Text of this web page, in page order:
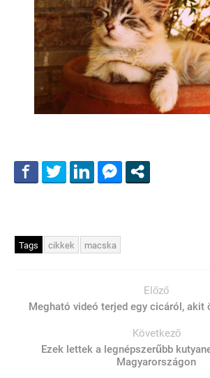
Tags cikkek macska
Előző
Megható videó terjed egy cicáról, akit
Következő
Ezek lettek a legnépszerűbb
Magyarországon